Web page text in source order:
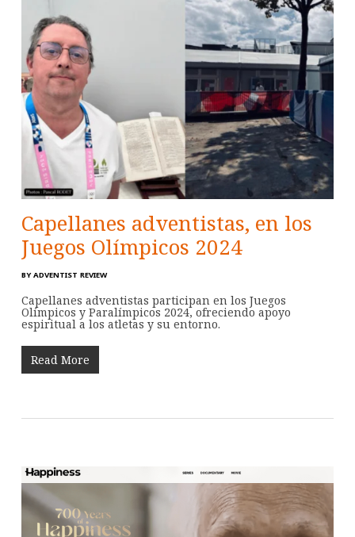
Capellanes adventistas, en los
Juegos Olímpicos 2024
BY ADVENTIST REVIEW
Capellanes adventistas participan en los Juegos
Olímpicos y Paralímpicos 2024, ofreciendo apoyo
espiritual a los atletas y su entorno.
Read More